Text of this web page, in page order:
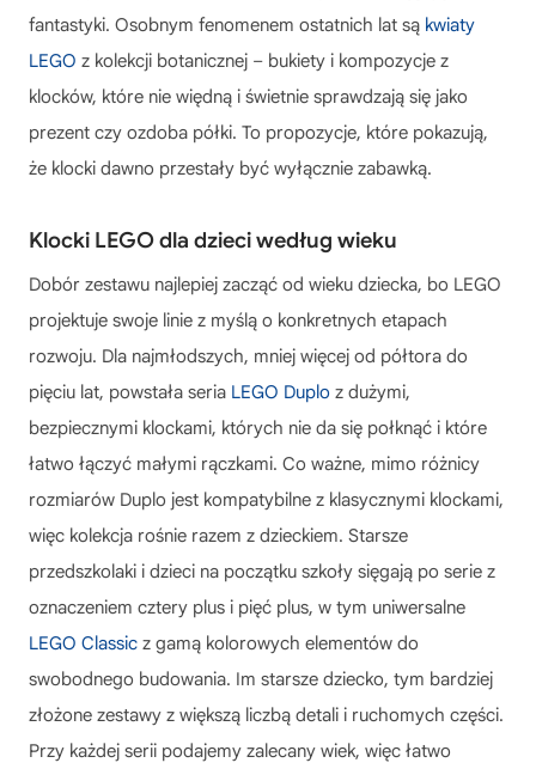
fantastyki. Osobnym fenomenem ostatnich lat są kwiaty
LEGO z kolekcji botanicznej – bukiety i kompozycje z
klocków, które nie więdną i świetnie sprawdzają się jako
prezent czy ozdoba półki. To propozycje, które pokazują,
że klocki dawno przestały być wyłącznie zabawką.
Klocki LEGO dla dzieci według wieku
Dobór zestawu najlepiej zacząć od wieku dziecka, bo LEGO
projektuje swoje linie z myślą o konkretnych etapach
rozwoju. Dla najmłodszych, mniej więcej od półtora do
pięciu lat, powstała seria LEGO Duplo z dużymi,
bezpiecznymi klockami, których nie da się połknąć i które
łatwo łączyć małymi rączkami. Co ważne, mimo różnicy
rozmiarów Duplo jest kompatybilne z klasycznymi klockami,
więc kolekcja rośnie razem z dzieckiem. Starsze
przedszkolaki i dzieci na początku szkoły sięgają po serie z
oznaczeniem cztery plus i pięć plus, w tym uniwersalne
LEGO Classic z gamą kolorowych elementów do
swobodnego budowania. Im starsze dziecko, tym bardziej
złożone zestawy z większą liczbą detali i ruchomych części.
Przy każdej serii podajemy zalecany wiek, więc łatwo